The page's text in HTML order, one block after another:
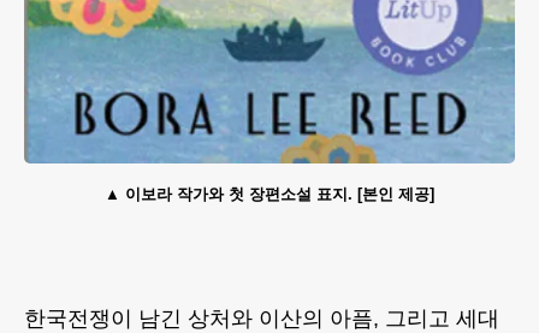
이보라 작가와 첫 장편소설 표지. [본인 제공]
한국전쟁이 남긴 상처와 이산의 아픔, 그리고 세대